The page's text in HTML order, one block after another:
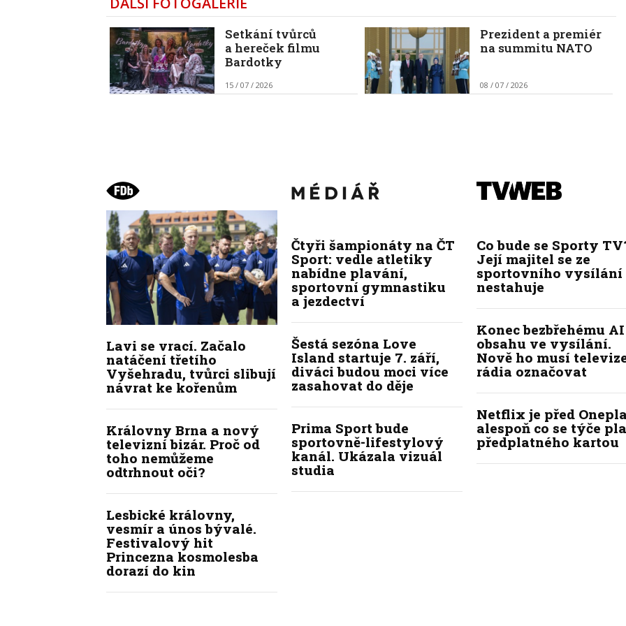
Setkání tvůrců
a hereček filmu
Bardotky
15 / 07 / 2026
Prezident a premiér
na summitu NATO
08 / 07 / 2026
Lavi se vrací. Začalo
natáčení třetího
Vyšehradu, tvůrci slibují
návrat ke kořenům
Královny Brna a nový
televizní bizár. Proč od
toho nemůžeme
odtrhnout oči?
Lesbické královny,
vesmír a únos bývalé.
Festivalový hit
Princezna kosmolesba
dorazí do kin
Čtyři šampionáty na ČT
Sport: vedle atletiky
nabídne plavání,
sportovní gymnastiku
a jezdectví
Šestá sezóna Love
Island startuje 7. září,
diváci budou moci více
zasahovat do děje
Prima Sport bude
sportovně-lifestylový
kanál. Ukázala vizuál
studia
Co bude se Sporty
Její majitel se ze
sportovního vysílání
nestahuje
Konec bezbřehému AI
obsahu ve vysílání.
Nově ho musí
rádia označovat
Netflix je před
alespoň co se týče
předplatného kartou